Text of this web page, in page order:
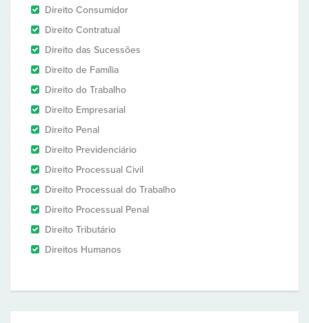
Direito Consumidor
Direito Contratual
Direito das Sucessões
Direito de Família
Direito do Trabalho
Direito Empresarial
Direito Penal
Direito Previdenciário
Direito Processual Civil
Direito Processual do Trabalho
Direito Processual Penal
Direito Tributário
Direitos Humanos